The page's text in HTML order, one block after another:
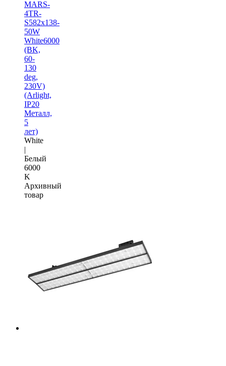
MARS-
4TR-
S582x138-
50W
White6000
(BK,
60-
130
deg,
230V)
(Arlight,
IP20
Металл,
5
лет)
White
|
Белый
6000
K
Архивный
товар